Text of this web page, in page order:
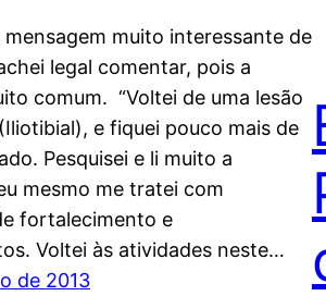
mensagem muito interessante de
legal comentar, pois a
comum. “Voltei de uma lesão
e fiquei pouco mais de
Pesquisei e li muito a
mesmo me tratei com
fortalecimento e
Voltei às atividades neste…
de 2013